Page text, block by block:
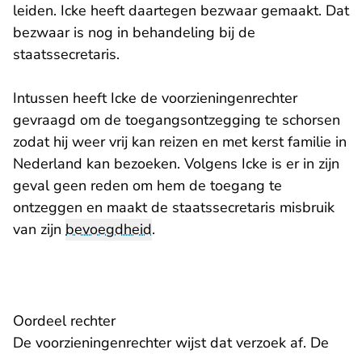
leiden. Icke heeft daartegen bezwaar gemaakt. Dat
bezwaar is nog in behandeling bij de
staatssecretaris.
Intussen heeft Icke de voorzieningenrechter
gevraagd om de toegangsontzegging te schorsen
zodat hij weer vrij kan reizen en met kerst familie in
Nederland kan bezoeken. Volgens Icke is er in zijn
geval geen reden om hem de toegang te
ontzeggen en maakt de staatssecretaris misbruik
van zijn bevoegdheid.
Oordeel rechter
De voorzieningenrechter wijst dat verzoek af. De